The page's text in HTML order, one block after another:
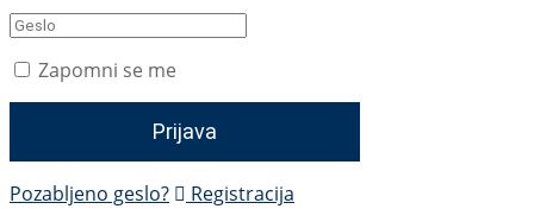
Zapomni se me
Pozabljeno geslo? Registracija